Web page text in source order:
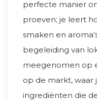
perfecte manier
proeven; je leert
smaken en
begeleiding van
meegenomen op
op de markt, waar
ingrediënten die